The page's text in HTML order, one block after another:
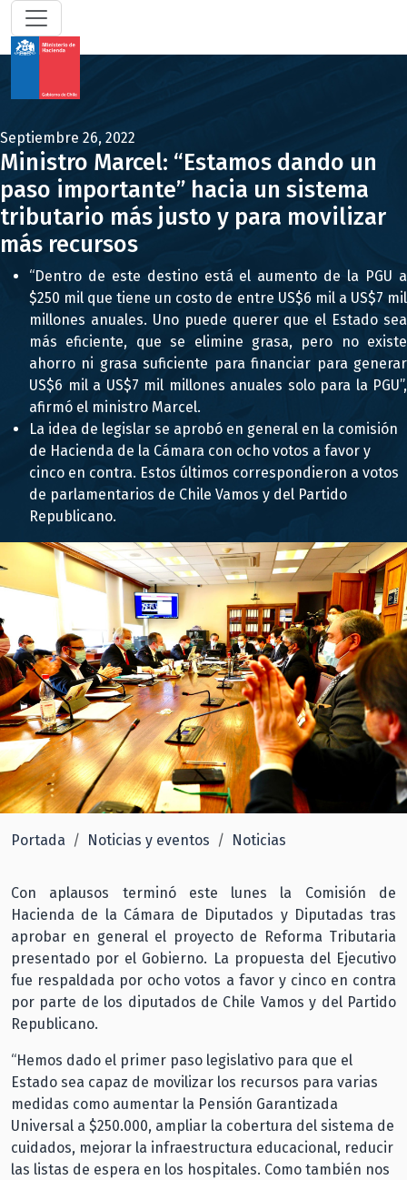
Septiembre 26, 2022
Ministro Marcel: “Estamos dando un
paso importante” hacia un sistema
tributario más justo y para movilizar
más recursos
“Dentro de este destino está el aumento de la PGU a
$250 mil que tiene un costo de entre US$6 mil a US$7 mil
millones anuales. Uno puede querer que el Estado sea
más eficiente, que se elimine grasa, pero no existe
ahorro ni grasa suficiente para financiar para generar
US$6 mil a US$7 mil millones anuales solo para la PGU”,
afirmó el ministro Marcel.
La idea de legislar se aprobó en general en la comisión
de Hacienda de la Cámara con ocho votos a favor y
cinco en contra. Estos últimos correspondieron a votos
de parlamentarios de Chile Vamos y del Partido
Republicano.
Portada Noticias y eventos Noticias
Con aplausos terminó este lunes la Comisión de
Hacienda de la Cámara de Diputados y Diputadas tras
aprobar en general el proyecto de Reforma Tributaria
presentado por el Gobierno. La propuesta del Ejecutivo
fue respaldada por ocho votos a favor y cinco en contra
por parte de los diputados de Chile Vamos y del Partido
Republicano.
“Hemos dado el primer paso legislativo para que el
Estado sea capaz de movilizar los recursos para varias
medidas como aumentar la Pensión Garantizada
Universal a $250.000, ampliar la cobertura del sistema de
cuidados, mejorar la infraestructura educacional, reducir
las listas de espera en los hospitales. Como también nos